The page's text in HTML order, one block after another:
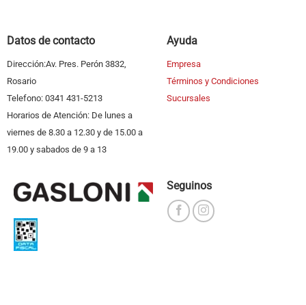
Datos de contacto
Dirección:Av. Pres. Perón 3832,
Rosario
Telefono: 0341 431-5213
Horarios de Atención: De lunes a
viernes de 8.30 a 12.30 y de 15.00 a
19.00 y sabados de 9 a 13
Ayuda
Empresa
Términos y Condiciones
Sucursales
Seguinos